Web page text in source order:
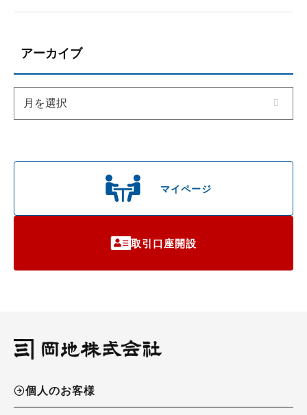
マイページ
取引口座開設
アーカイブ
個人のお客様